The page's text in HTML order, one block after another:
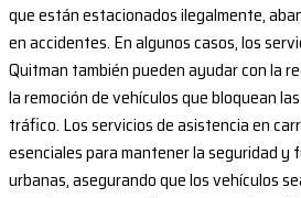
que están estacionados ilegalmente,
en accidentes. En algunos casos, los
Quitman también pueden ayudar con la
la remoción de vehículos que bloquean
tráfico. Los servicios de asistencia en
esenciales para mantener la seguridad y
urbanas, asegurando que los vehículos